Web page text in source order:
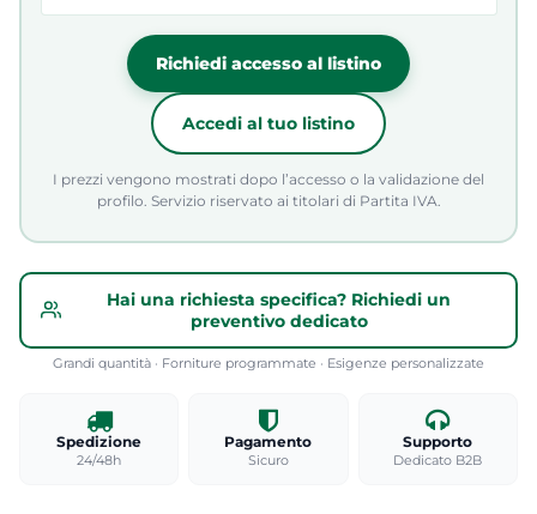
Richiedi accesso al listino
Accedi al tuo listino
I prezzi vengono mostrati dopo l’accesso o la validazione del
profilo. Servizio riservato ai titolari di Partita IVA.
Hai una richiesta specifica? Richiedi un
preventivo dedicato
Grandi quantità · Forniture programmate · Esigenze personalizzate
Spedizione
24/48h
Pagamento
Sicuro
Supporto
Dedicato B2B